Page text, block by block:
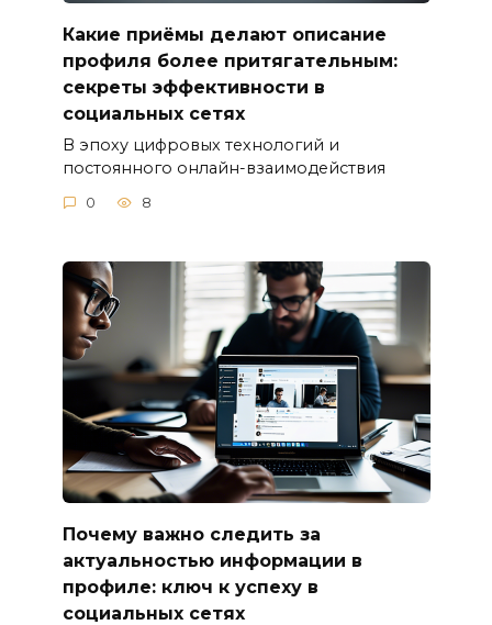
Какие приёмы делают описание
профиля более притягательным:
секреты эффективности в
социальных сетях
В эпоху цифровых технологий и
постоянного онлайн-взаимодействия
0 8
Почему важно следить за
актуальностью информации в
профиле: ключ к успеху в
социальных сетях